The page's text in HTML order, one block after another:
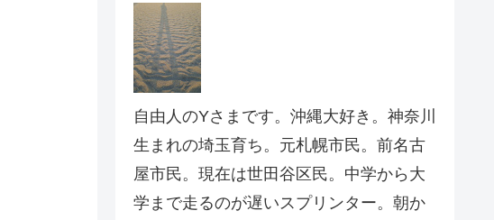
自由人のYさまです。沖縄大好き。神奈川
生まれの埼玉育ち。元札幌市民。前名古
屋市民。現在は世田谷区民。中学から大
学まで走るのが遅いスプリンター。朝か